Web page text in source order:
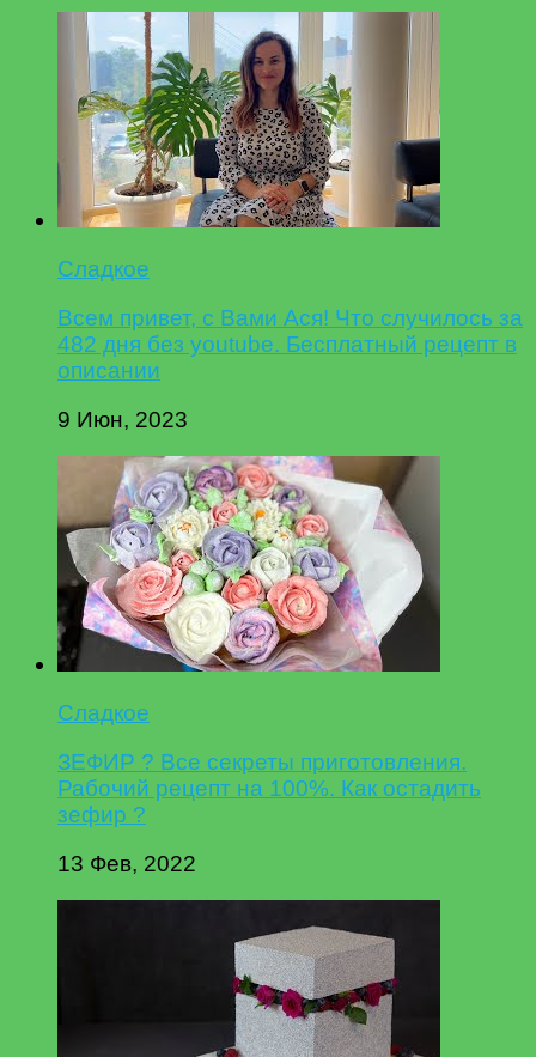
Сладкое
Всем привет, с Вами Ася! Что случилось за
482 дня без youtube. Бесплатный рецепт в
описании
9 Июн, 2023
Сладкое
ЗЕФИР ? Все секреты приготовления.
Рабочий рецепт на 100%. Как остадить
зефир ?
13 Фев, 2022